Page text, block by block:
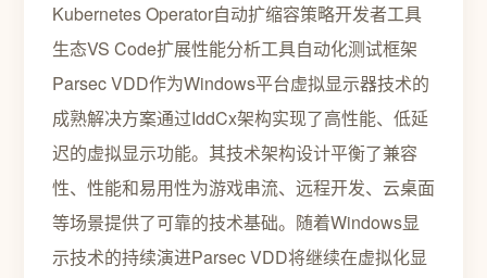
Kubernetes Operator自动扩缩容策略开发者工具
生态VS Code扩展性能分析工具自动化测试框架
Parsec VDD作为Windows平台虚拟显示器技术的
成熟解决方案通过IddCx架构实现了高性能、低延
迟的虚拟显示功能。其技术架构设计平衡了兼容
性、性能和易用性为游戏串流、远程开发、云桌面
等场景提供了可靠的技术基础。随着Windows显
示技术的持续演进Parsec VDD将继续在虚拟化显